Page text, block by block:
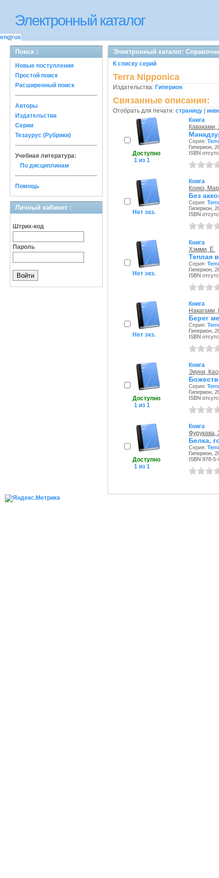
Электронный каталог
eng rus
Поиск :
Новые поступления
Простой поиск
Расширенный поиск
Авторы
Издательства
Серии
Тезаурус (Рубрики)
Учебная литература:
По дисциплинам
Помощь
Личный кабинет :
Штрих-код
Пароль
Электронный каталог:
К списку серий
Terra Nipponica
Издательства: Гиперион
Связанные описания:
Отобрать для печати: страницу
Доступно
1 из 1
Книга
Серия:
Гиперион,
ISBN
Нет экз.
Книга
Коикэ,
Без
Серия:
Гиперион,
ISBN
Нет экз.
Книга
Хэмми, Ё.
Теплая
Серия:
Гиперион,
ISBN
Нет экз.
Книга
Накагами,
Берег
Серия:
Гиперион,
ISBN
Доступно
1 из 1
Книга
Экуни,
Серия:
Гиперион,
ISBN
Доступно
1 из 1
Книга
Фурукава,
Белка,
Серия:
Гиперион,
ISBN 978-